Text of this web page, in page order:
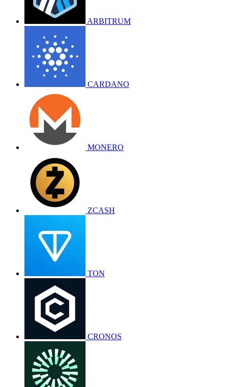
ARBITRUM
CARDANO
MONERO
ZCASH
TON
CRONOS